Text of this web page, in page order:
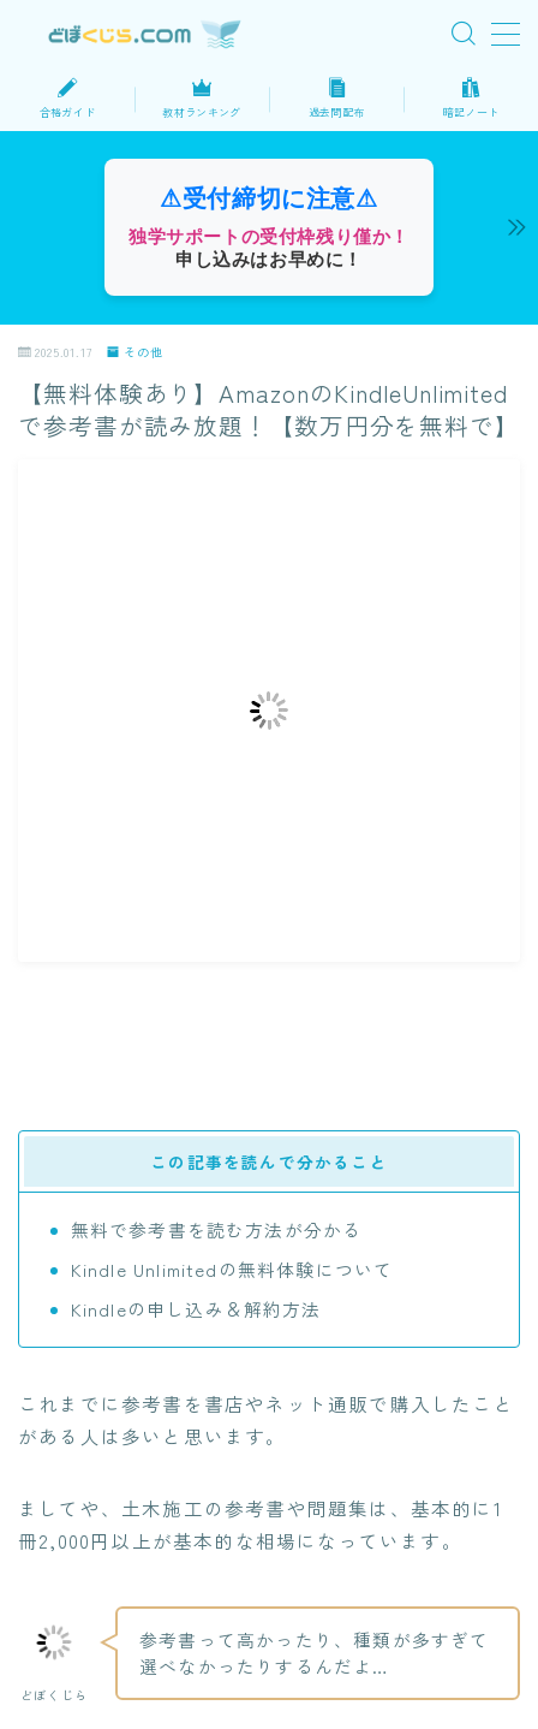
MENU
サイトマップ
プロフィール
合格ガイド 教材ランキング 過去問配布 暗記ノート
⚠受付締切に注意⚠
独学サポートの受付枠残り僅か！
申し込みはお早めに！
2025.01.17 その他
【無料体験あり】AmazonのKindleUnlimited
で参考書が読み放題！【数万円分を無料で】
この記事を読んで分かること
無料で参考書を読む方法が分かる
Kindle Unlimitedの無料体験について
Kindleの申し込み＆解約方法
これまでに参考書を書店やネット通販で購入したこと
がある人は多いと思います。
ましてや、土木施工の参考書や問題集は、基本的に1
冊2,000円以上が基本的な相場になっています。
どぼくじら
参考書って高かったり、種類が多すぎて
選べなかったりするんだよ…